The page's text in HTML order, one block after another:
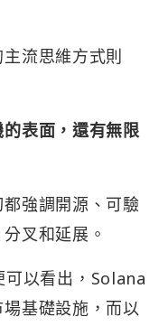
流思維方式則
的表面，還有無限
強調開源、可驗
叉和延展。
以看出，Solana
基礎設施，而以